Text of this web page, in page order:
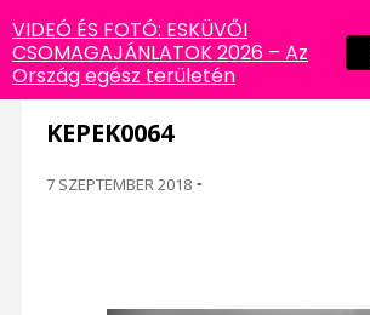
KEPEK0064
7 SZEPTEMBER 2018 -
VIDEÓ ÉS FOTÓ: ESKÜVŐI
CSOMAGAJÁNLATOK 2026 – Az
Ország egész területén